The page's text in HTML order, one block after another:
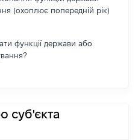
(охоплює попередній рік)
функції держави або
суб'єкта